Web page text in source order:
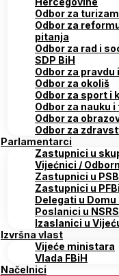
Odbor za turizam
Odbor za
pitanja
Odbor za rad i
SDP BiH
Odbor za pravdu
Odbor za okoliš
Odbor za sport i
Odbor za nauku
Odbor za
Odbor za
Parlamentarci
Zastupnici u
Vijećnici /
Zastupnici u
Zastupnici u
Delegati u Domu
Poslanici u NSRS
Izaslanici u
Izvršna vlast
Vijeće ministara
Vlada FBiH
Načelnici